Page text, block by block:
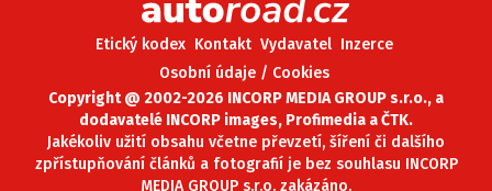
Etický kodex Kontakt Vydavatel Inzerce
Osobní údaje / Cookies
Copyright @ 2002-2026 INCORP MEDIA GROUP s.r.o., a
dodavatelé INCORP images, Profimedia a ČTK.
Jakékoliv užití obsahu včetne převzetí, šíření či dalšího
zpřístupňování článků a fotografií je bez souhlasu INCORP
MEDIA GROUP s.r.o. zakázáno.